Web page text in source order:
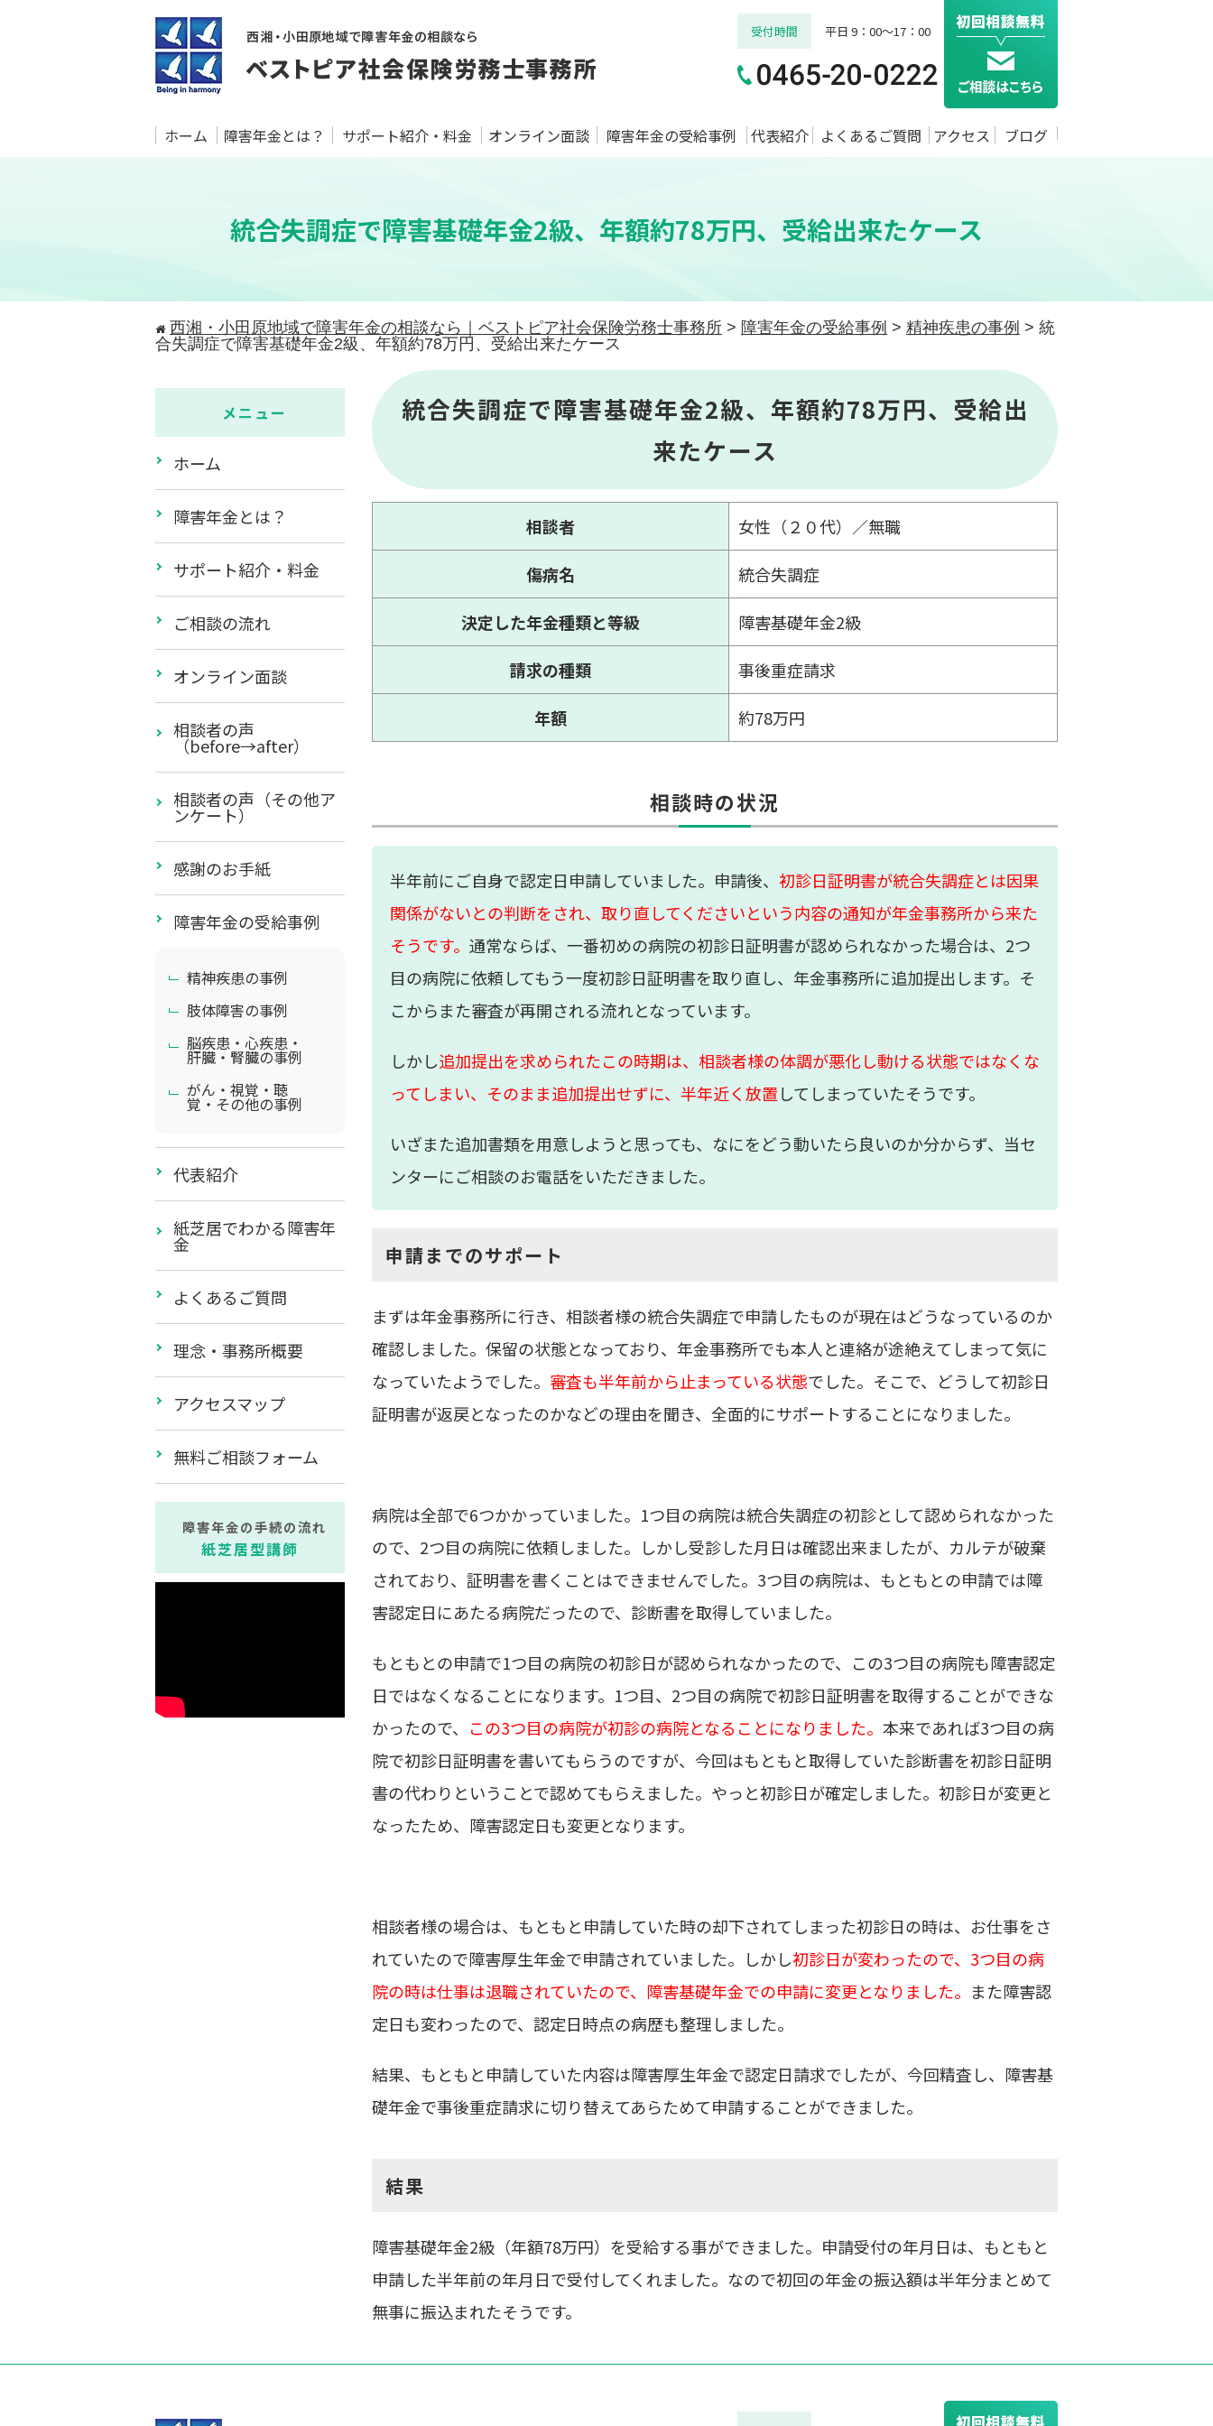
受付時間 平日 9：00～17：00
ホーム 障害年金とは？ サポート紹介・料金 オンライン面談 障害年金の受給事例 代表紹介 よくあるご質問 アクセス ブログ
統合失調症で障害基礎年金2級、年額約78万円、受給出来たケース
西湘・小田原地域で障害年金の相談なら｜ベストピア社会保険労務士事務所 > 障害年金の受給事例 > 精神疾患の事例 > 統
合失調症で障害基礎年金2級、年額約78万円、受給出来たケース
統合失調症で障害基礎年金2級、年額約78万円、受給出
来たケース
相談者 女性（２０代）／無職
傷病名 統合失調症
決定した年金種類と等級 障害基礎年金2級
請求の種類 事後重症請求
年額 約78万円
相談時の状況
半年前にご自身で認定日申請していました。申請後、 初診日証明書が統合失調症とは因果
関係がないとの判断をされ、取り直してくださいという内容の通知が年金事務所から来た
そうです。 通常ならば、一番初めの病院の初診日証明書が認められなかった場合は、 2つ
目の病院に依頼してもう一度初診日証明書を取り直し、年金事務所に追加提出します。そ
こからまた審査が再開される流れとなっています。
しかし追加提出を求められたこの時期は、相談者様の体調が悪化し動ける状態ではなくな
ってしまい、そのまま追加提出せずに、半年近く放置してしまっていたそうです。
いざまた追加書類を用意しようと思っても、なにをどう動いたら良いのか分からず、当セ
ンターにご相談のお電話をいただきました。
申請までのサポート
まずは年金事務所に行き、相談者様の統合失調症で申請したものが現在はどうなっているのか
確認しました。保留の状態となっており、年金事務所でも本人と連絡が途絶えてしまって気に
なっていたようでした。 審査も半年前から止まっている状態でした。そこで、どうして初診日
証明書が返戻となったのかなどの理由を聞き、全面的にサポートすることになりました。
病院は全部で6つかかっていました。 1つ目の病院は統合失調症の初診として認められなかった
ので、 2つ目の病院に依頼しました。しかし受診した月日は確認出来ましたが、カルテが破棄
されており、証明書を書くことはできませんでした。 3つ目の病院は、もともとの申請では障
害認定日にあたる病院だったので、診断書を取得していました。
もともとの申請で1つ目の病院の初診日が認められなかったので、この3つ目の病院も障害認定
日ではなくなることになります。 1つ目、 2つ目の病院で初診日証明書を取得することができな
かったので、
この3つ目の病院が初診の病院となることになりました。 本来であれば3つ目の病
院で初診日証明書を書いてもらうのですが、今回はもともと取得していた診断書を初診日証明
書の代わりということで認めてもらえました。やっと初診日が確定しました。初診日が変更と
なったため、障害認定日も変更となります。
相談者様の場合は、もともと申請していた時の却下されてしまった初診日の時は、お仕事をさ
れていたので障害厚生年金で申請されていました。しかし初診日が変わったので、3つ目の病
院の時は仕事は退職されていたので、障害基礎年金での申請に変更となりました。 また障害認
定日も変わったので、認定日時点の病歴も整理しました。
結果、もともと申請していた内容は障害厚生年金で認定日請求でしたが、今回精査し、障害基
礎年金で事後重症請求に切り替えてあらためて申請することができました。
結果
障害基礎年金2級（年額78万円）を受給する事ができました。申請受付の年月日は、もともと
申請した半年前の年月日で受付してくれました。なので初回の年金の振込額は半年分まとめて
無事に振込まれたそうです。
メニュー
ホーム
障害年金とは？
サポート紹介・料金
ご相談の流れ
オンライン面談
相談者の声
（before→after）
相談者の声（その他ア
ンケート）
感謝のお手紙
障害年金の受給事例
精神疾患の事例
肢体障害の事例
脳疾患・心疾患・
肝臓・腎臓の事例
がん・視覚・聴
覚・その他の事例
代表紹介
紙芝居でわかる障害年
金
よくあるご質問
理念・事務所概要
アクセスマップ
無料ご相談フォーム
障害年金の手続の流れ
紙芝居型講師